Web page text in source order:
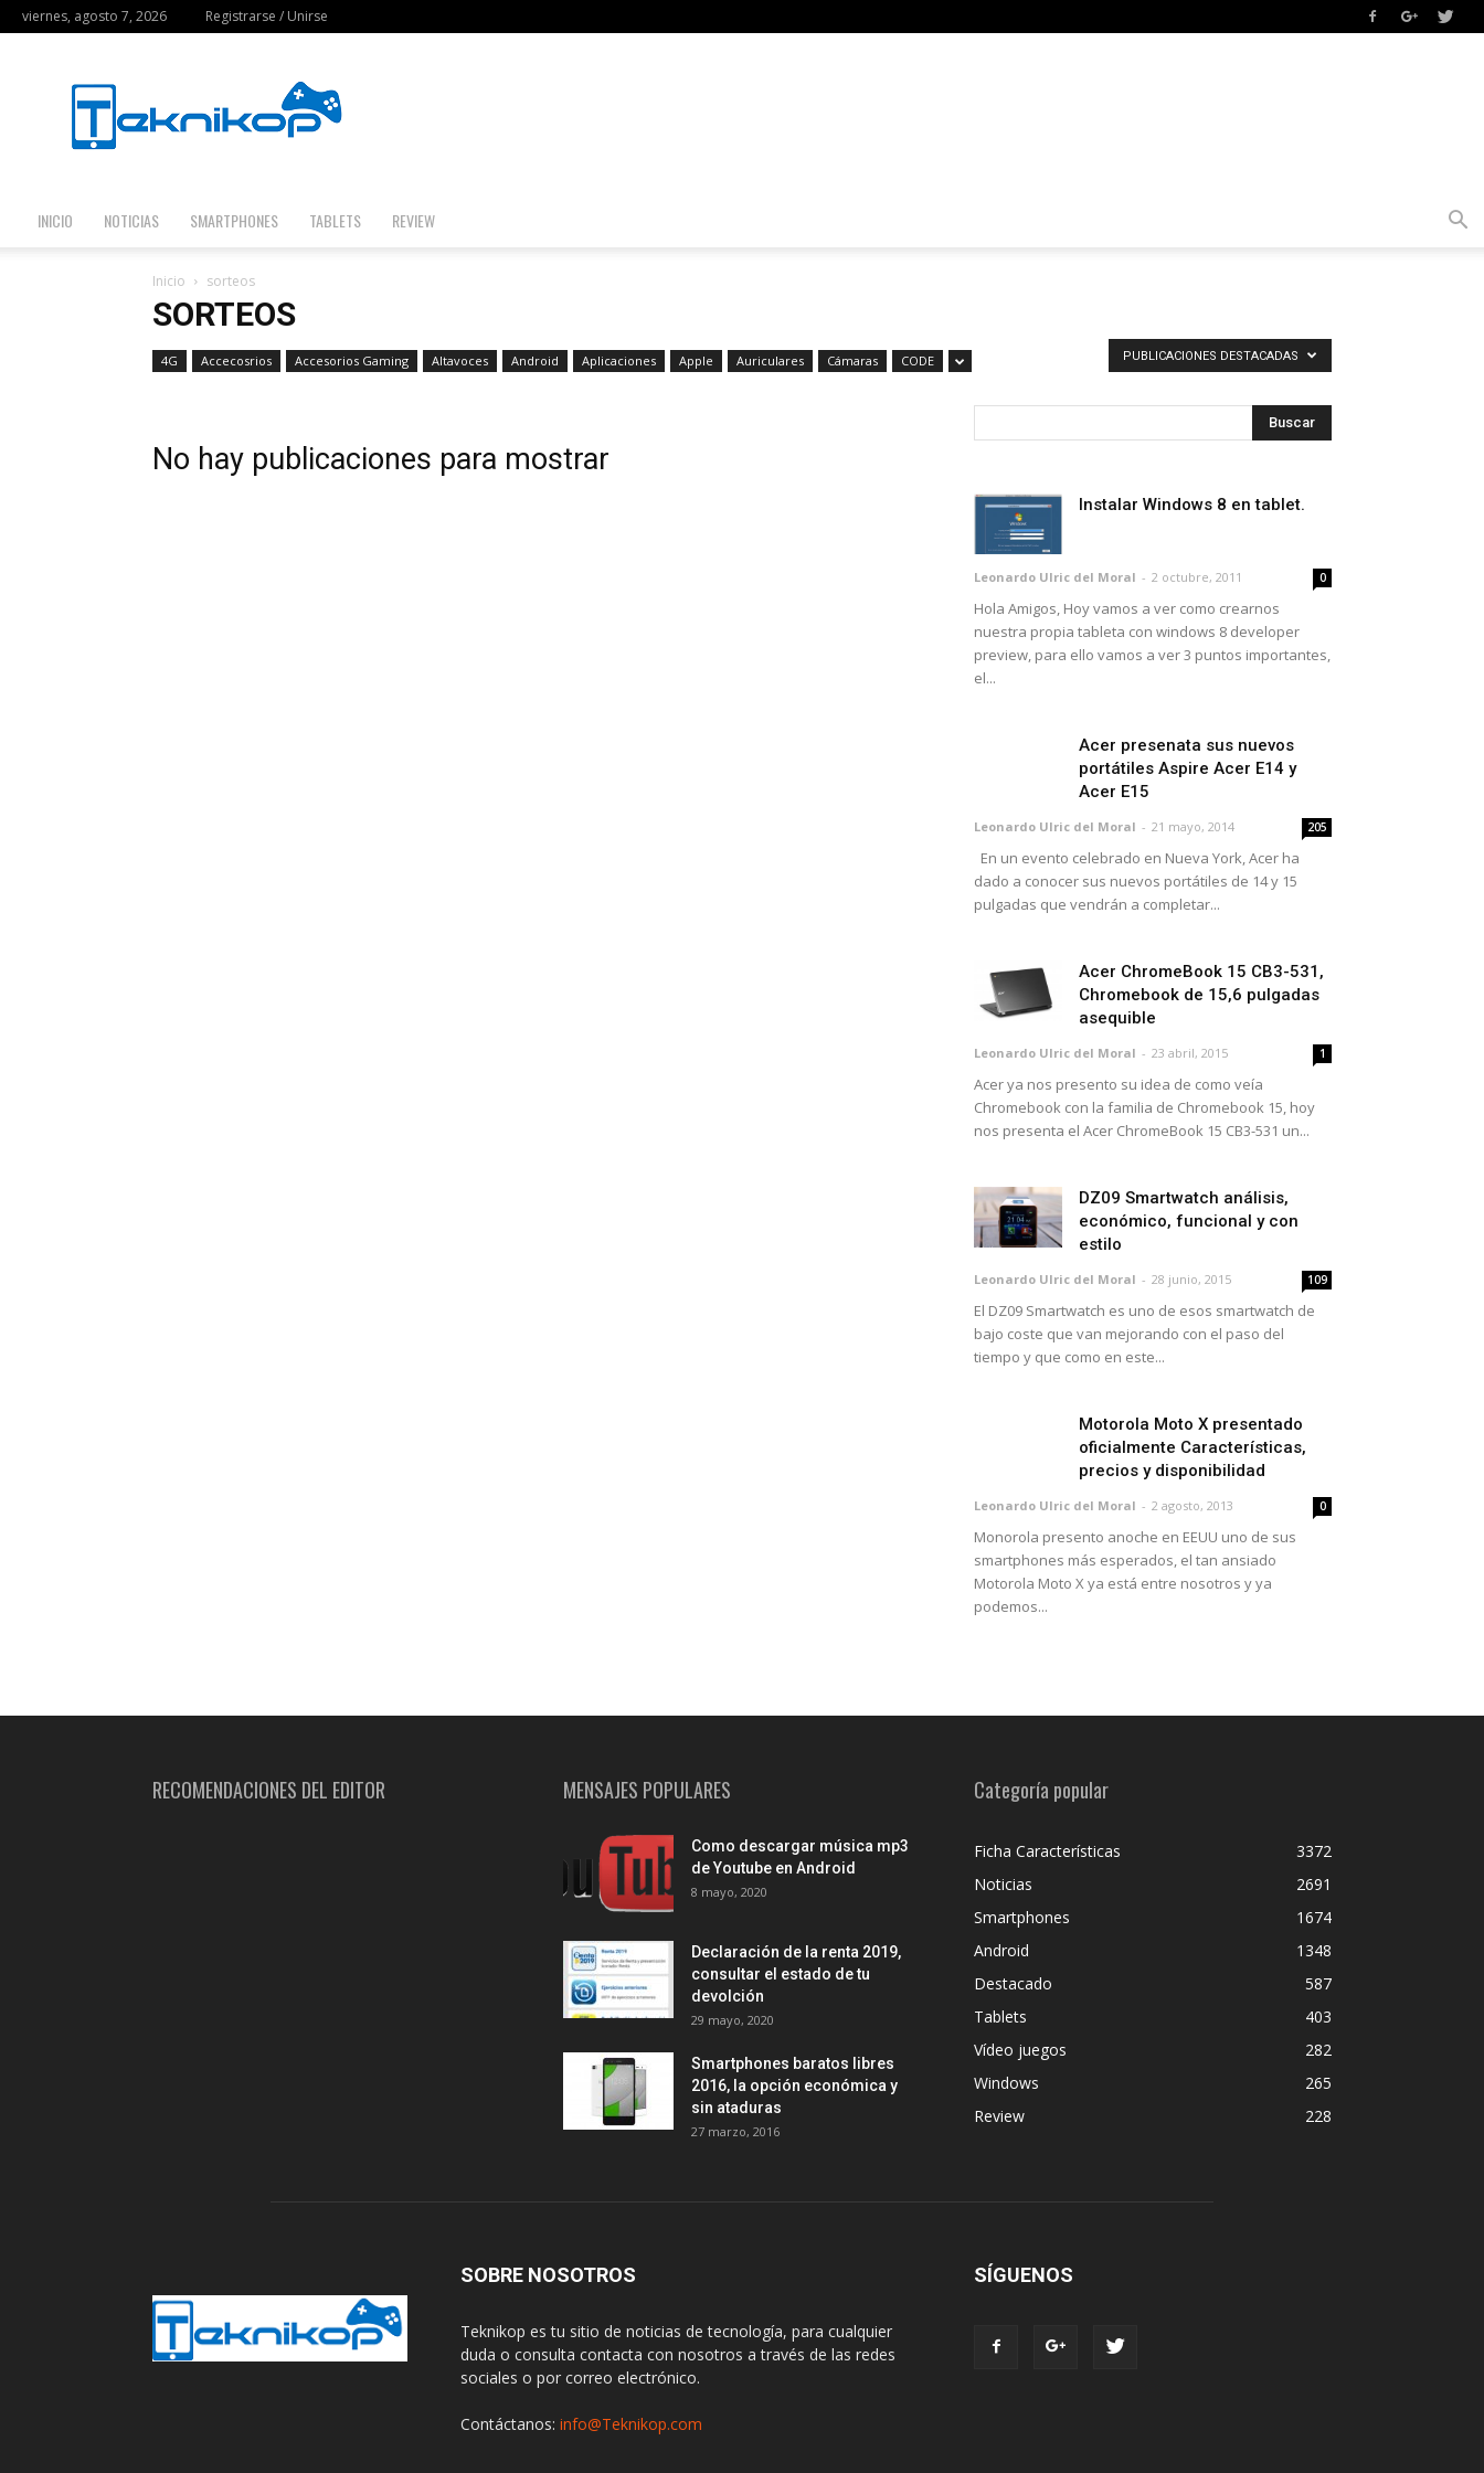
viernes, agosto 7, 2026 Registrarse / Unirse
INICIO NOTICIAS SMARTPHONES TABLETS REVIEW
Inicio sorteos
SORTEOS
4G Accecosrios Accesorios Gaming Altavoces Android Aplicaciones Apple Auriculares Cámaras CODE PUBLICACIONES DESTACADAS
No hay publicaciones para mostrar
Instalar Windows 8 en tablet.
Leonardo Ulric del Moral - 2 octubre, 2011 0
Hola Amigos, Hoy vamos a ver como crearnos
nuestra propia tableta con windows 8 developer
preview, para ello vamos a ver 3 puntos importantes,
el...
Acer presenata sus nuevos
portátiles Aspire Acer E14 y
Acer E15
Leonardo Ulric del Moral - 21 mayo, 2014 205
En un evento celebrado en Nueva York, Acer ha
dado a conocer sus nuevos portátiles de 14 y 15
pulgadas que vendrán a completar...
Acer ChromeBook 15 CB3-531,
Chromebook de 15,6 pulgadas
asequible
Leonardo Ulric del Moral - 23 abril, 2015 1
Acer ya nos presento su idea de como veía
Chromebook con la familia de Chromebook 15, hoy
nos presenta el Acer ChromeBook 15 CB3-531 un...
DZ09 Smartwatch análisis,
económico, funcional y con
estilo
Leonardo Ulric del Moral - 28 junio, 2015 109
El DZ09 Smartwatch es uno de esos smartwatch de
bajo coste que van mejorando con el paso del
tiempo y que como en este...
Motorola Moto X presentado
oficialmente Características,
precios y disponibilidad
Leonardo Ulric del Moral - 2 agosto, 2013 0
Monorola presento anoche en EEUU uno de sus
smartphones más esperados, el tan ansiado
Motorola Moto X ya está entre nosotros y ya
podemos...
RECOMENDACIONES DEL EDITOR MENSAJES POPULARES
Como descargar música mp3
de Youtube en Android
8 mayo, 2020
Declaración de la renta 2019,
consultar el estado de tu
devolción
29 mayo, 2020
Smartphones baratos libres
2016, la opción económica y
sin ataduras
27 marzo, 2016
Categoría popular
Ficha Características
3372
Noticias
2691
Smartphones
1674
Android
1348
Destacado
587
Tablets
403
Vídeo juegos
282
Windows
265
Review
228
SOBRE NOSOTROS
Teknikop es tu sitio de noticias de tecnología, para cualquier
duda o consulta contacta con nosotros a través de las redes
sociales o por correo electrónico.
Contáctanos: info@Teknikop.com
SÍGUENOS